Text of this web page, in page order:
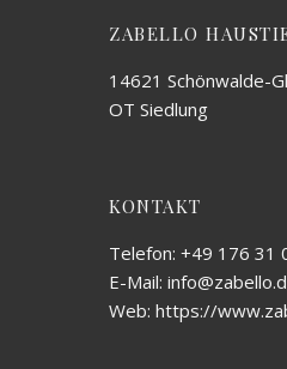
ZABELLO
14621 Schönwalde-
OT Siedlung
KONTAKT
Telefon: +49 176 31
E-Mail:
Web: https://